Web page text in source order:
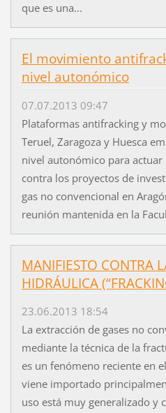
que es una...
El movimiento
nivel autonómico
07.07.2013 09:47
Plataformas antifracking y
Teruel, Zaragoza y Huesca
nivel autonómico para
contra los proyectos de
gas no convencional en
reunión mantenida en la
MANIFIESTO CONTRA
HIDRÁULICA
23.06.2013 18:54
La extracción de gases no
mediante la técnica de la
es un fenómeno reciente en
viene importado
uso está muy generalizado y